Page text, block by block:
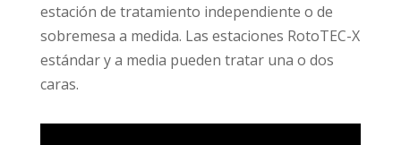
estación de tratamiento independiente o de
sobremesa a medida. Las estaciones RotoTEC-X
estándar y a media pueden tratar una o dos
caras.